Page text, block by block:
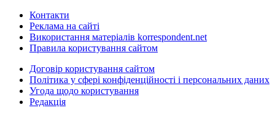
Контакти
Реклама на сайті
Використання матеріалів korrespondent.net
Правила користування сайтом
Договір користування сайтом
Політика у сфері конфіденційності і персональних даних
Угода щодо користування
Редакція